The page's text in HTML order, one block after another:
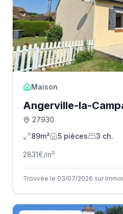
Maison
Angerville-la-
27930
89m²
5 pièces 3 ch.
2831€/m²
Trouvée le 03/07/2026 sur